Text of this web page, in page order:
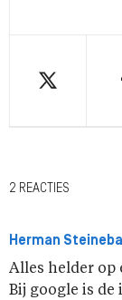
2 REACTIES
Herman
Alles helder op
Bij google is